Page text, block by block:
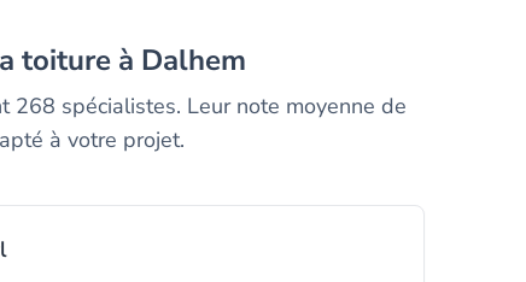
toiture à Dalhem
268 spécialistes. Leur note moyenne de
à votre projet.